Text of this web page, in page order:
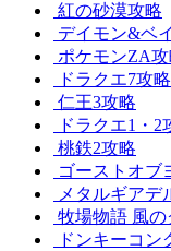
紅の砂漠攻略
デイモン&ベ
ポケモンZA攻
ドラクエ7攻略
仁王3攻略
ドラクエ1・2
桃鉄2攻略
ゴーストオブ
メタルギアデ
牧場物語 風
ドンキーコン